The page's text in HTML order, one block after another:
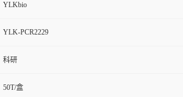
YLKbio
YLK-PCR2229
科研
50T/盒